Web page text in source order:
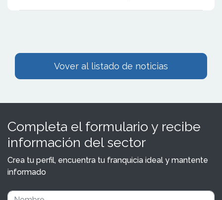
Vover al listado de noticias
Completa el formulario y recibe
información del sector
Crea tu perfil, encuentra tu franquicia ideal y mantente
informado